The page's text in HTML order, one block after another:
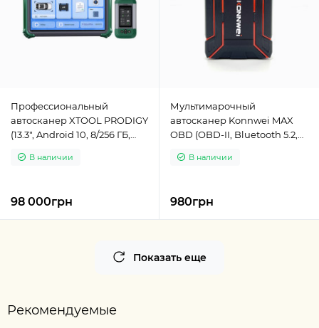
Профессиональный
автосканер XTOOL PRODIGY
(13.3″, Android 10, 8/256 ГБ,
В наличии
98 000грн
Мультимарочный
автосканер Konnwei MAX
OBD (OBD-II, Bluetooth 5.2,
В наличии
980грн
Показать еще
Рекомендуемые